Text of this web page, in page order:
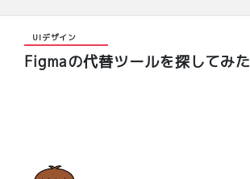
UIデザイン
Figmaの代替ツールを探してみた